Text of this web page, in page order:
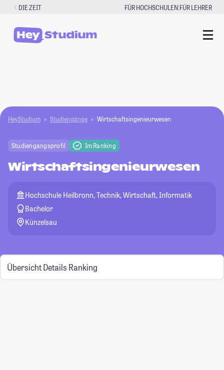
Zum
springen
DIE ZEIT FÜR HOCHSCHULEN|FÜR LEHRER
HeyStudium Studiengänge Wirtschaftsingenieurwesen
Studiengangsprofil Im Ranking
Wirtschaftsingenieurwesen
Hochschule Heilbronn, Technik, Wirtschaft, Informatik
Bachelor
Künzelsau
Übersicht Details Ranking